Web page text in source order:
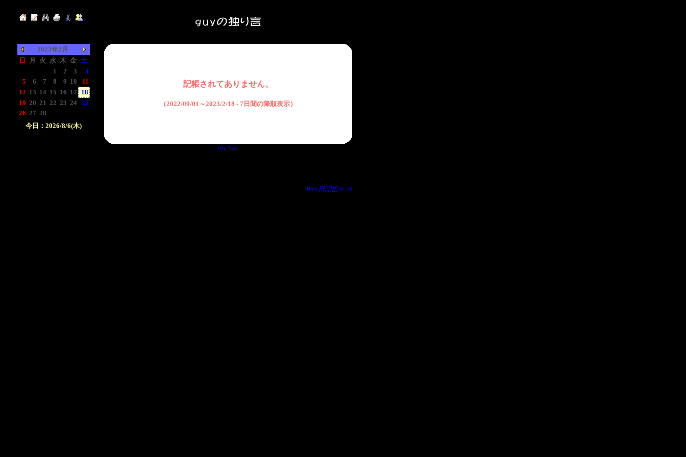
2023年2月
日
月 火 水 木 金 土
1 2 3
4
5
6 7 8 9 10
11
12 13 14 15 16 17
18
19 20 21 22 23 24
25
26 27 28
今日：2026/8/6(木)
記帳されてありません。
（2022/09/01～2023/2/18 - 7日間の降順表示）
the last
Web日記帳/0.20